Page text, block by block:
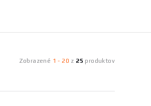
Zobrazené 1 -20 z 25 produktov